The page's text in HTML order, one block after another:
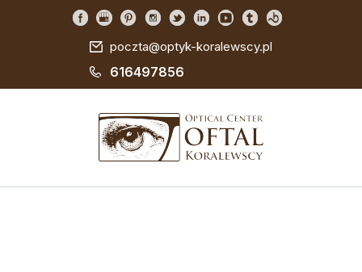
poczta@optyk-koralewscy.pl
616497856